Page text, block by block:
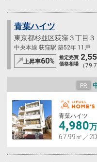
青葉ハイツ
東京都杉並区荻窪３丁目３
中央本線 荻窪駅 築52年 11戸
上昇率60%
推定売買
価格相場
（
PR
青葉ハイツ
4,980
67.99㎡／